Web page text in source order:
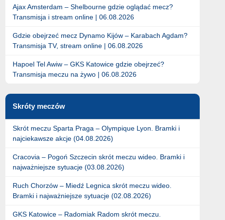
Ajax Amsterdam – Shelbourne gdzie oglądać mecz?
Transmisja i stream online | 06.08.2026
Gdzie obejrzeć mecz Dynamo Kijów – Karabach Agdam?
Transmisja TV, stream online | 06.08.2026
Hapoel Tel Awiw – GKS Katowice gdzie obejrzeć?
Transmisja meczu na żywo | 06.08.2026
Skróty meczów
Skrót meczu Sparta Praga – Olympique Lyon. Bramki i
najciekawsze akcje (04.08.2026)
Cracovia – Pogoń Szczecin skrót meczu wideo. Bramki i
najważniejsze sytuacje (03.08.2026)
Ruch Chorzów – Miedź Legnica skrót meczu wideo.
Bramki i najważniejsze sytuacje (02.08.2026)
GKS Katowice – Radomiak Radom skrót meczu.